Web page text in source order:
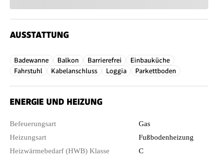
AUSSTATTUNG
Badewanne Balkon Barrierefrei
Einbauküche
Fahrstuhl
Kabelanschluss Loggia Parkettboden
ENERGIE UND HEIZUNG
Befeuerungsart
Gas
Heizungsart
Fußbodenheizung
Heizwärmebedarf (HWB) Klasse
C